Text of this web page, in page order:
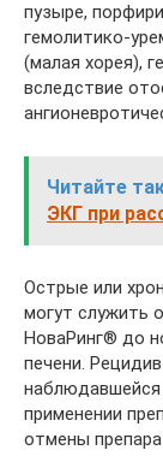
пузыре,
гемолитико-
(малая хорея),
вследствие
Читайте
ЭКГ при
Острые или
могут служить
НоваРинг® до
печени.
наблюдавшейся
применении
отмены